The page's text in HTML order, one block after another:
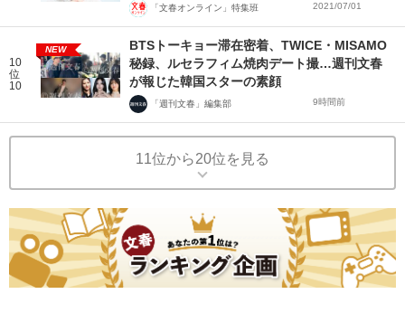
「文春オンライン」特集班 2021/07/01
10
位
10
NEW
BTSトーキョー滞在密着、TWICE・MISAMO
秘録、ルセラフィム焼肉デート撮…週刊文春
が報じた韓国スターの素顔
「週刊文春」編集部 9時間前
11位から20位を見る